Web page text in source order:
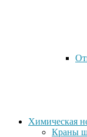
Химическая
Краны